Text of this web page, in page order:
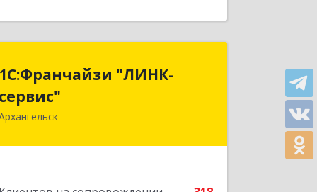
1С:Франчайзи "ЛИНК-
сервис"
1С:Франчайзи "ЛИНК-
сервис"
Подробнее